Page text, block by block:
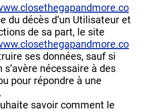
du décès d’un Utilisateur et
de sa part, le site
ses données, sauf si
s’avère nécessaire à des
pour répondre à une
savoir comment le